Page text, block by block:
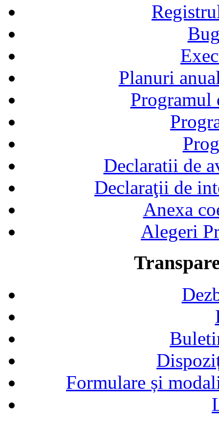
Planuri
Declaratii de
Declaraţii de
Anexa
Alegeri
Formulare și